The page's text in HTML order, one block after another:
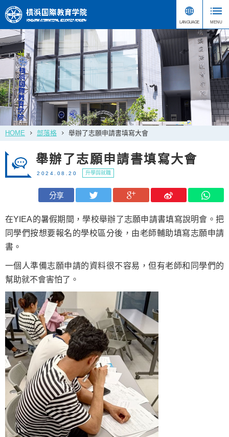
HOME 部落格 舉辦了志願申請書填寫大會
舉辦了志願申請書填寫大會
2024.08.20 升學與就職
分享
在YIEA的暑假期間，學校舉辦了志願申請書填寫說明會。把
同學們按想要報名的學校區分後，由老師輔助填寫志願申請
書。
一個人準備志願申請的資料很不容易，但有老師和同學們的
幫助就不會害怕了。